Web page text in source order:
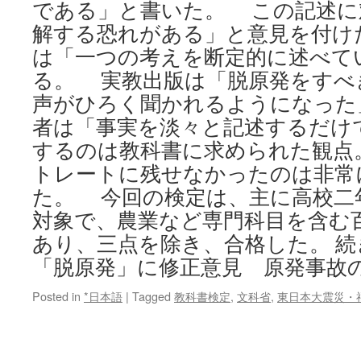
である」と書いた。 この記述に
解する恐れがある」と意見を付け
は「一つの考えを断定的に述べ
る。 実教出版は「脱原発をすべ
声がひろく聞かれるようになっ
者は「事実を淡々と記述するだ
するのは教科書に求められた観
トレートに残せなかったのは非
た。 今回の検定は、主に高校二
対象で、農業など専門科目を含む
あり、三点を除き、合格した
「脱原発」に修正意見 原発事故
Posted in *日本語 | Tagged 教科書検定, 文科省, 東日本大震災・